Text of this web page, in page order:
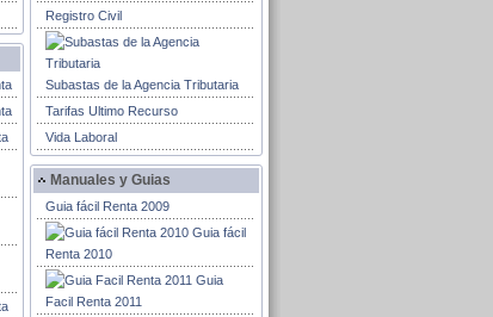
Registro Civil
Subastas de la Agencia Tributaria
Tarifas Ultimo Recurso
Vida Laboral
Manuales y Guias
Guia fácil Renta 2009
Guia fácil
Renta 2010
Guia
Facil Renta 2011